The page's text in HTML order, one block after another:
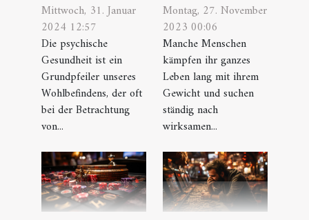
Mittwoch, 31. Januar
2024 12:57
Die psychische
Gesundheit ist ein
Grundpfeiler unseres
Wohlbefindens, der oft
bei der Betrachtung
von...
Montag, 27. November
2023 00:06
Manche Menschen
kämpfen ihr ganzes
Leben lang mit ihrem
Gewicht und suchen
ständig nach
wirksamen...